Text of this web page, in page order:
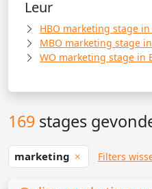
Leur
HBO marketing stage
MBO marketing stage
WO marketing stage in
169 stages
marketing Filters